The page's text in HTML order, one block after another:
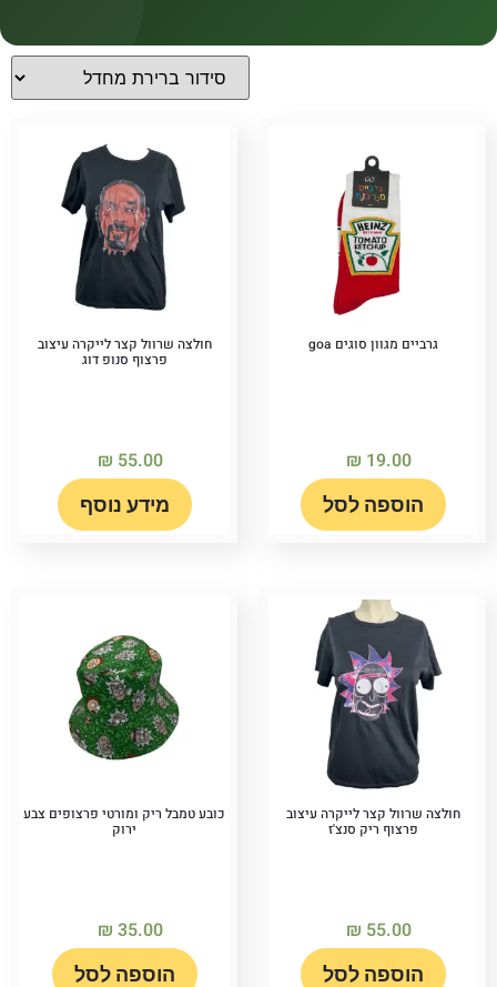
Price filter
גרביים מגוון סוגים goa
₪ 19.00
הוספה לסל
חולצה שרוול קצר לייקרה עיצוב
פרצוף סנופ דוג
₪ 55.00
מידע נוסף
חולצה שרוול קצר לייקרה עיצוב
פרצוף ריק סנצ'ז
₪ 55.00
הוספה לסל
כובע טמבל ריק ומורטי פרצופים צבע
ירוק
₪ 35.00
הוספה לסל